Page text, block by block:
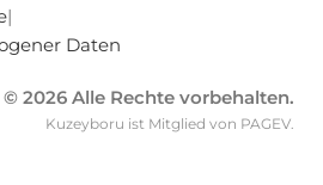
|
Daten
2026 Alle Rechte vorbehalten.
Kuzeyboru ist Mitglied von PAGEV.